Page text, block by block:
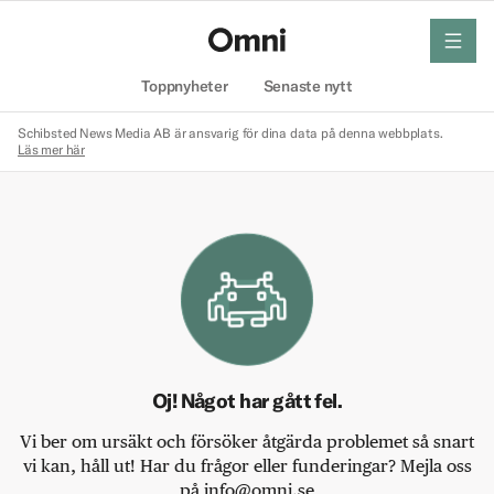
Toppnyheter Senaste nytt
meny
Schibsted News Media AB är ansvarig för dina data på denna webbplats.
Läs mer här
Oj! Något har gått fel.
Vi ber om ursäkt och försöker åtgärda problemet så snart
vi kan, håll ut! Har du frågor eller funderingar? Mejla oss